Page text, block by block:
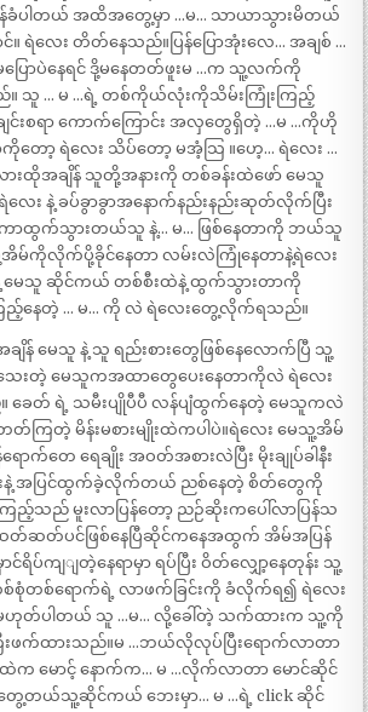
ခံပါတယ် အထိအတွေ့မှာ …မ… သာယာသွားမိတယ်
။ ရဲလေး တိတ်နေသည်။ပြန်ပြောအုံးလေ… အချစ် …
မပြောပဲနေရင် ဒို့မနေတတ်ဖူးမ …က သူ့လက်ကို
။ သူ … မ …ရဲ့ တစ်ကိုယ်လုံးကိုသိမ်းကြုံးကြည့်
းစရာ ကောက်ကြောင်း အလှတွေရှိတဲ့ …မ …ကိုဟို
တော့ ရဲလေး သိပ်တော့ မအံ့သြ ။ဟေ့… ရဲလေး …
ားထိုအချိန် သူတို့အနားကို တစ်ခန်းထဲဖော် မေသူ
ေး နဲ့ ခပ်ခွာခွာအနောက်နည်းနည်းဆုတ်လိုက်ပြီး
ထွက်သွားတယ်သူ နဲ့… မ… ဖြစ်နေတာကို ဘယ်သူ
မ်ကိုလိုက်ပို့ခိုင်နေတာ လမ်းလဲကြုံနေတာနဲ့ရဲလေး
သူ ဆိုင်ကယ် တစ်စီးထဲနဲ့ ထွက်သွားတာကို
ည့်နေတဲ့ … မ… ကို လဲ ရဲလေးတွေ့လိုက်ရသည်။
ချိန် မေသူ နဲ့ သူ ရည်းစားတွေဖြစ်နေလောက်ပြီ သူ့
သေးတဲ့ မေသူကအထာတွေပေးနေတာကိုလဲ ရဲလေး
ခေတ် ရဲ့ သမီးပျိုပီပီ လန်ပျံထွက်နေတဲ့ မေသူကလဲ
ကြတဲ့ မိန်းမစားမျိုးထဲကပါပဲ။ရဲလေး မေသူ့အိမ်
ရောက်တေ ရေချိုး အဝတ်အစားလဲပြီး မိုးချုပ်ခါနီး
အပြင်ထွက်ခဲ့လိုက်တယ် ညစ်နေတဲ့ စိတ်တွေကို
ြည့်သည် မူးလာပြန်တော့ ညဉ်ဆိုးကပေါ်လာပြန်သ
တ်ဆတ်ပင်ဖြစ်နေပြီဆိုင်ကနေအထွက် အိမ်အပြန်
င်ရိပ်ကျျတဲ့နေရာမှာ ရပ်ပြီး ဝိတ်လျှော့နေတုန်း သူ့
စ်စုံတစ်ရောက်ရဲ့ လာဖက်ခြင်းကို ခံလိုက်ရ၍ ရဲလေး
ဟုတ်ပါတယ် သူ …မ… လို့ခေါ်တဲ့ သက်ထားက သူ့ကို
းဖက်ထားသည်။မ …ဘယ်လိုလုပ်ပြီးရောက်လာတာ
မောင့် နောက်က… မ …လိုက်လာတာ မောင်ဆိုင်
ေ့တယ်သူ့ဆိုင်ကယ် ဘေးမှာ… မ …ရဲ့ click ဆိုင်